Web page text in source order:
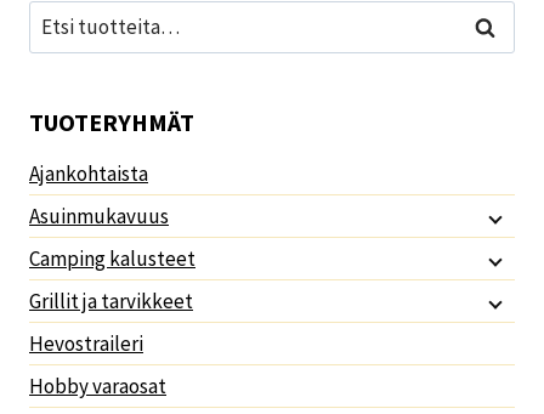
Etsi: Haku
TUOTERYHMÄT
Ajankohtaista
Asuinmukavuus
Camping kalusteet
Grillit ja tarvikkeet
Hevostraileri
Hobby varaosat